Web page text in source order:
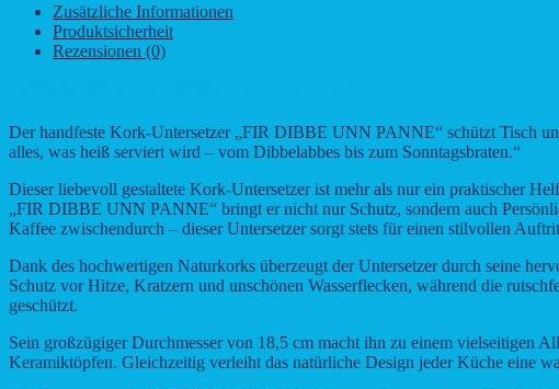
Zusätzliche Informationen
Produktsicherheit
Rezensionen (0)
Der handfeste Kork-Untersetzer „FIR DIBBE UNN PANNE“ schützt Tisch
alles, was heiß serviert wird – vom Dibbelabbes bis zum Sonntagsbraten.“
Dieser liebevoll gestaltete Kork-Untersetzer ist mehr als nur ein praktischer
„FIR DIBBE UNN PANNE“ bringt er nicht nur Schutz, sondern auch
Kaffee zwischendurch – dieser Untersetzer sorgt stets für einen stilvollen
Dank des hochwertigen Naturkorks überzeugt der Untersetzer durch seine
Schutz vor Hitze, Kratzern und unschönen Wasserflecken, während die
geschützt.
Sein großzügiger Durchmesser von 18,5 cm macht ihn zu einem vielseitigen
Keramiktöpfen. Gleichzeitig verleiht das natürliche Design jeder Küche eine